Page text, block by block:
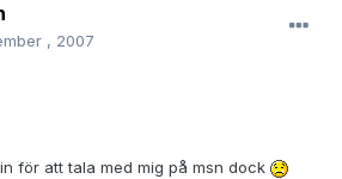
, 2007
för att tala med mig på msn dock